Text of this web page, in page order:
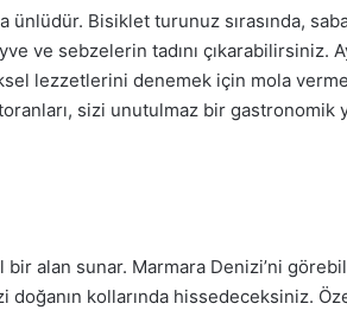
ünlüdür. Bisiklet turunuz sırasında,
ve sebzelerin tadını çıkarabilirsiniz.
lezzetlerini denemek için mola
sizi unutulmaz bir gastronomik
alan sunar. Marmara Denizi’ni
kollarında hissedeceksiniz.